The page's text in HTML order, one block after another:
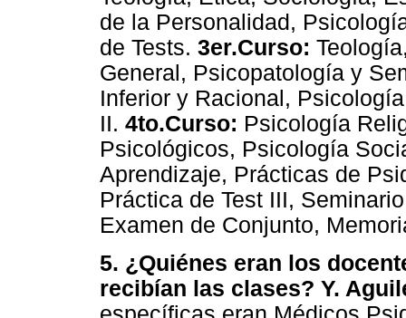
de la Personalidad,
de Tests. 3er.Curso:
General, Psicopatología y
Inferior y Racional,
II. 4to.Curso: Psicología
Psicológicos, Psicología
Aprendizaje, Prácticas de
Práctica de Test III,
Examen de Conjunto,
5. ¿Quiénes eran los
recibían las clases? Y.